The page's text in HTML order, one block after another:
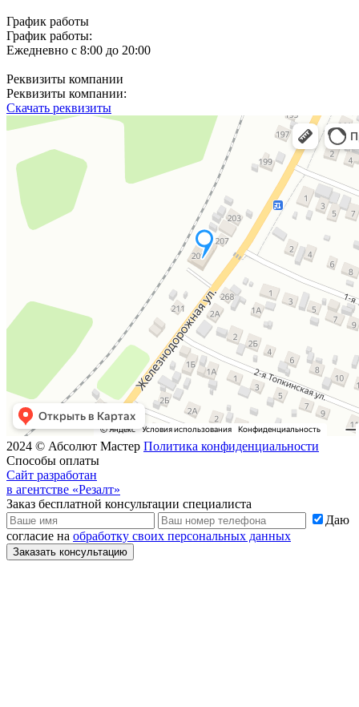
График работы
График работы:
Ежедневно с 8:00 до 20:00
Реквизиты компании
Реквизиты компании:
Скачать реквизиты
2024 © Абсолют Мастер Политика конфиденциальности
Способы оплаты
Сайт разработан
в агентстве «Резалт»
Заказ бесплатной консультации специалиста
Даю
согласие на обработку своих персональных данных
Заказать консультацию